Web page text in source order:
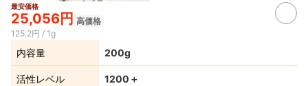
最安価格
25,056円 高価格
125.2円 / 1g
内容量 200g
活性レベル
1200＋